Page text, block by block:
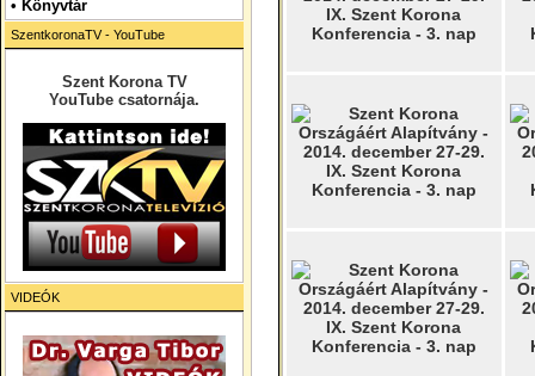
• Könyvtár
SzentkoronaTV - YouTube
Szent Korona TV
YouTube csatornája.
VIDEÓK